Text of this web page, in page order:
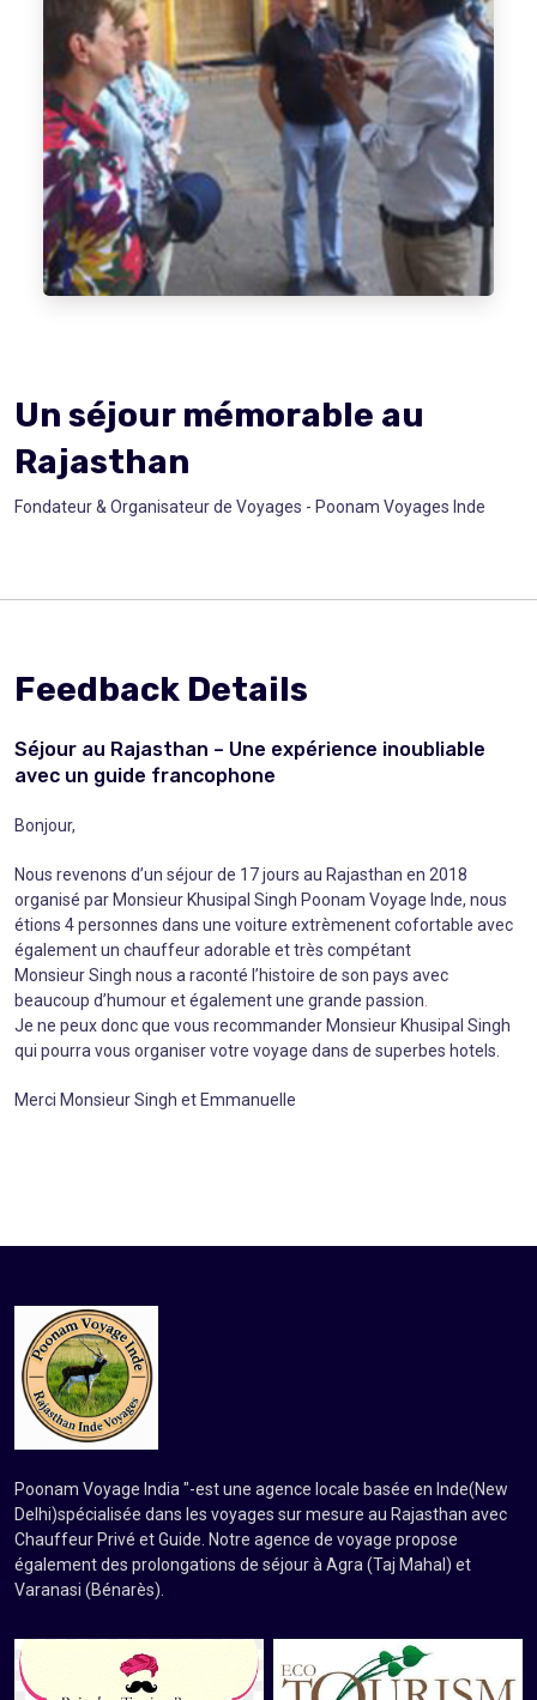
Un séjour mémorable au
Rajasthan
Fondateur & Organisateur de Voyages - Poonam Voyages Inde
Feedback Details
Séjour au Rajasthan – Une expérience inoubliable
avec un guide francophone
Bonjour,
Nous revenons d’un séjour de 17 jours au Rajasthan en 2018
organisé par Monsieur Khusipal Singh Poonam Voyage Inde, nous
étions 4 personnes dans une voiture extrèmenent cofortable avec
également un chauffeur adorable et très compétant
Monsieur Singh nous a raconté l’histoire de son pays avec
beaucoup d’humour et également une grande passion
Je ne peux donc que vous recommander Monsieur Khusipal Singh
qui pourra vous organiser votre voyage dans de superbes hotels.
Merci Monsieur Singh et Emmanuelle
Poonam Voyage India "-est une agence locale basée en Inde(New
Delhi)spécialisée dans les voyages sur mesure au Rajasthan avec
Chauffeur Privé et Guide. Notre agence de voyage propose
également des prolongations de séjour à Agra (Taj Mahal) et
Varanasi (Bénarès).